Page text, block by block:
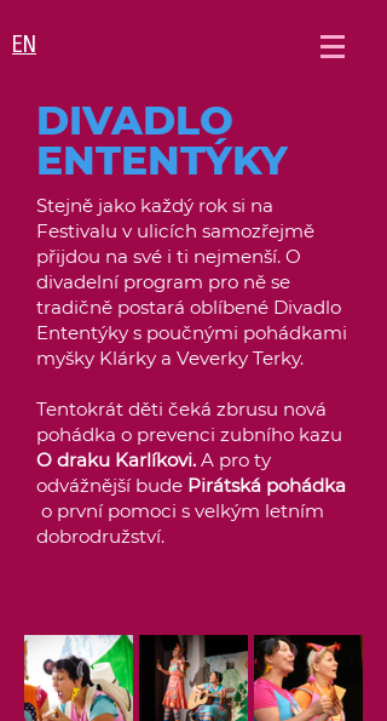
EN
DIVADLO
ENTENTÝKY
Stejně jako každý rok si na
Festivalu v ulicích samozřejmě
přijdou na své i ti nejmenší. O
divadelní program pro ně se
tradičně postará oblíbené Divadlo
Ententýky s poučnými pohádkami
myšky Klárky a Veverky Terky.
Tentokrát děti čeká zbrusu nová
pohádka o prevenci zubního kazu
O draku Karlíkovi. A pro ty
odvážnější bude Pirátská pohádka
o první pomoci s velkým letním
dobrodružství.